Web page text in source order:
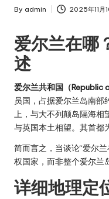
Posted
By admin 2025年11月
爱尔兰在哪
述
爱尔兰共和国（Republic
员国，占据爱尔兰岛南部
上，与大不列颠岛隔海相
与英国本土相望。其首都
简而言之，当谈论“爱尔
权国家，而非整个爱尔兰
详细地理定